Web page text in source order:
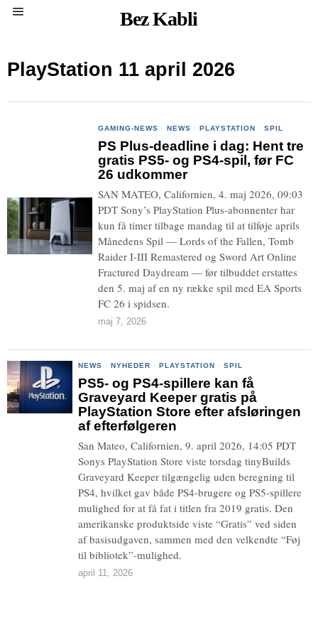
Bez Kabli
PlayStation 11 april 2026
GAMING-NEWS · NEWS · PLAYSTATION · SPIL
PS Plus-deadline i dag: Hent tre
gratis PS5- og PS4-spil, før FC
26 udkommer
SAN MATEO, Californien, 4. maj 2026, 09:03
PDT Sony’s PlayStation Plus-abonnenter har
kun få timer tilbage mandag til at tilføje aprils
Månedens Spil — Lords of the Fallen, Tomb
Raider I-III Remastered og Sword Art Online
Fractured Daydream — før tilbuddet erstattes
den 5. maj af en ny række spil med EA Sports
FC 26 i spidsen.
maj 7, 2026
NEWS · NYHEDER · PLAYSTATION · SPIL
PS5- og PS4-spillere kan få
Graveyard Keeper gratis på
PlayStation Store efter afsløringen
af efterfølgeren
San Mateo, Californien, 9. april 2026, 14:05 PDT
Sonys PlayStation Store viste torsdag tinyBuilds
Graveyard Keeper tilgængelig uden beregning til
PS4, hvilket gav både PS4-brugere og PS5-spillere
mulighed for at få fat i titlen fra 2019 gratis. Den
amerikanske produktside viste “Gratis” ved siden
af basisudgaven, sammen med den velkendte “Føj
til bibliotek”-mulighed.
april 11, 2026